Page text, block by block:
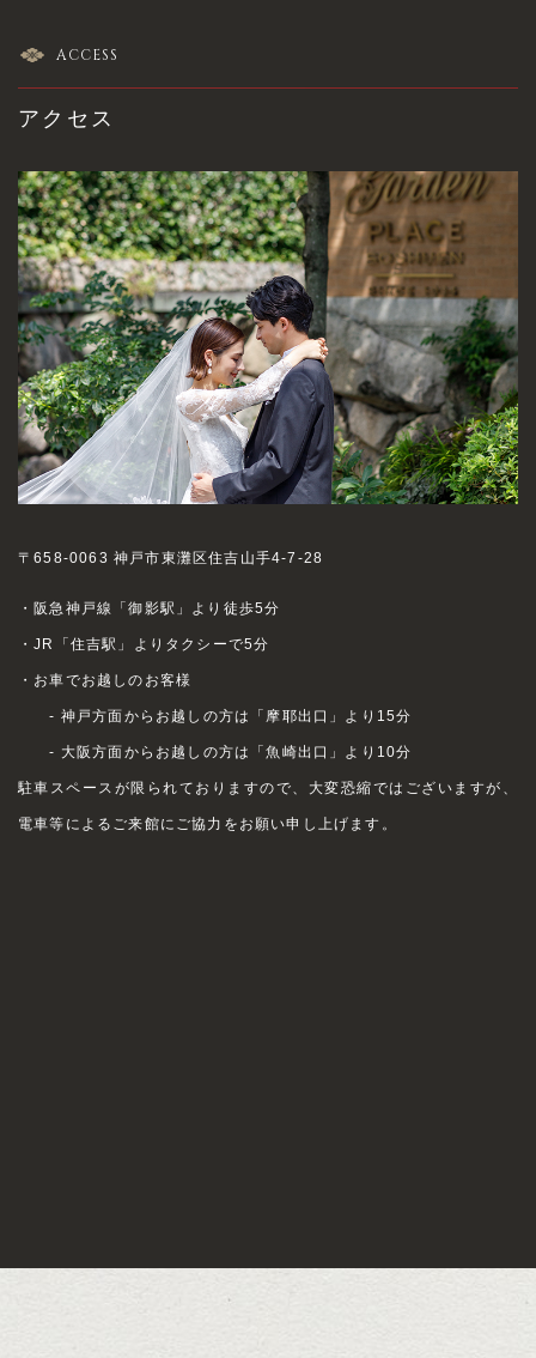
ACCESS
アクセス
〒658-0063 神戸市東灘区住吉山手4-7-28
・阪急神戸線「御影駅」より徒歩5分
・JR「住吉駅」よりタクシーで5分
・お車でお越しのお客様
- 神戸方面からお越しの方は「摩耶出口」より15分
- 大阪方面からお越しの方は「魚崎出口」より10分
駐車スペースが限られておりますので、大変恐縮ではございますが、
電車等によるご来館にご協力をお願い申し上げます。